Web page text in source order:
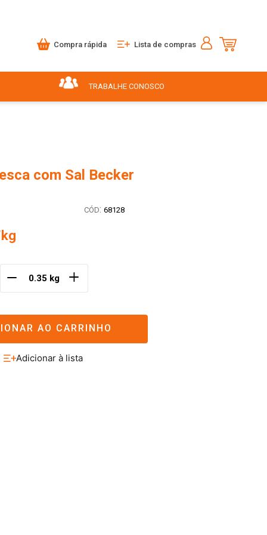
Compra rápida Lista de compras
TRABALHE CONOSCO
com Sal Becker
: 68128
＋
AO CARRINHO